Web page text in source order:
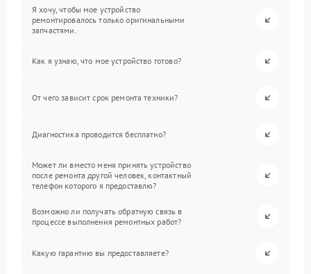
Я хочу, чтобы мое устройство
ремонтировалось только оригинальными
запчастями.
Как я узнаю, что мое устройство готово?
От чего зависит срок ремонта техники?
Диагностика проводится бесплатно?
Может ли вместо меня принять устройство
после ремонта другой человек, контактный
телефон которого я предоставлю?
Возможно ли получать обратную связь в
процессе выполнения ремонтных работ?
Какую гарантию вы предоставляете?